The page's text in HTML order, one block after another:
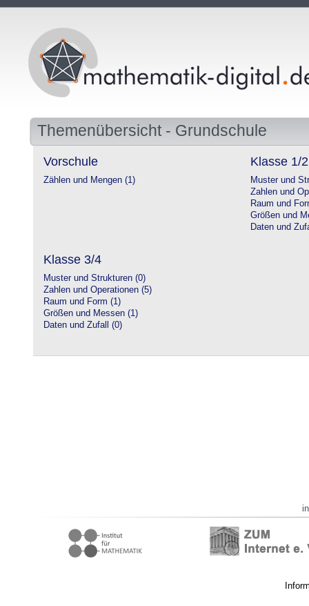
Themenübersicht - Grundschule
Vorschule
Zählen und Mengen (1)
Klasse 1/2
Muster und
Zahlen und
Raum und
Größen und
Daten und
Klasse 3/4
Muster und Strukturen (0)
Zahlen und Operationen (5)
Raum und Form (1)
Größen und Messen (1)
Daten und Zufall (0)